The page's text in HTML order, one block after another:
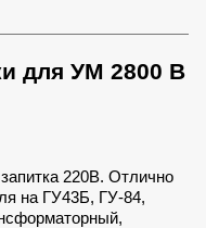
для УМ 2800 В
220В. Отлично
на ГУ43Б, ГУ-84,